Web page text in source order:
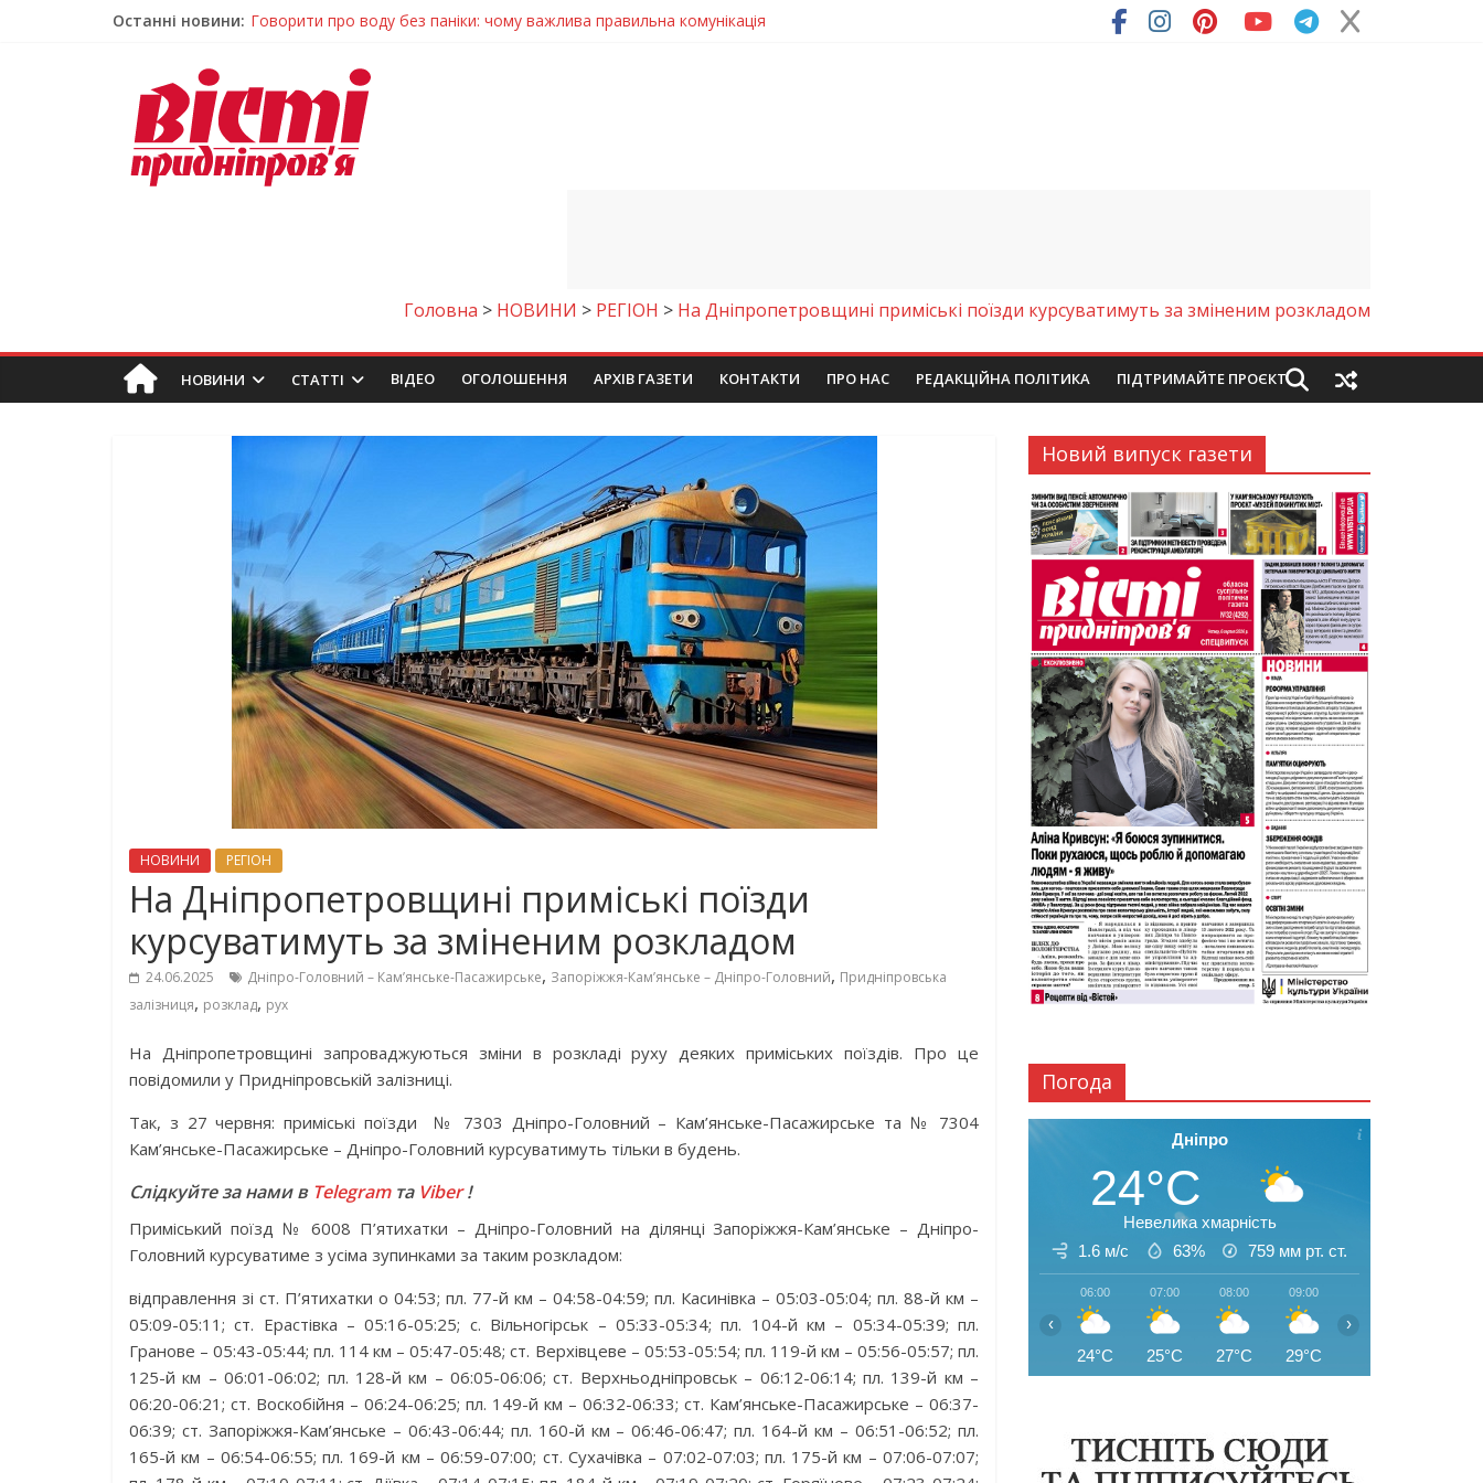
Останні новини: Лікар – на екрані: Як працюють телемедичні центри на Дніпропетровщині
Пошуки тривають: на Дніпропетровщині досліджують місце розташування легендарного монастиря (Фото)
Ветерани Дніпропетровщини отримують шанс на власне житло
Говорити про воду без паніки: чому важлива правильна комунікація
Головна > НОВИНИ > РЕГІОН > На Дніпропетровщині приміські поїзди курсуватимуть за зміненим розкладом
НОВИНИ СТАТТІ ВIДЕО ОГОЛОШЕННЯ АРХІВ ГАЗЕТИ КОНТАКТИ ПРО НАС РЕДАКЦІЙНА ПОЛІТИКА ПІДТРИМАЙТЕ ПРОЄКТ
НОВИНИ РЕГІОН
На Дніпропетровщині приміські поїзди
курсуватимуть за зміненим розкладом
24.06.2025 Дніпро-Головний – Кам’янське-Пасажирське, Запоріжжя-Кам’янське – Дніпро-Головний, Придніпровська
залізниця, розклад, рух
На Дніпропетровщині запроваджуються зміни в розкладі руху деяких приміських поїздів. Про це
повідомили у Придніпровській залізниці.
Так, з 27 червня: приміські поїзди № 7303 Дніпро-Головний – Кам’янське-Пасажирське та № 7304
Кам’янське-Пасажирське – Дніпро-Головний курсуватимуть тільки в будень.
Слідкуйте за нами в Telegramта Viber!
Приміський поїзд № 6008 П’ятихатки – Дніпро-Головний на ділянці Запоріжжя-Кам’янське – Дніпро-
Головний курсуватиме з усіма зупинками за таким розкладом:
відправлення зі ст. П’ятихатки о 04:53; пл. 77-й км – 04:58-04:59; пл. Касинівка – 05:03-05:04; пл. 88-й км –
05:09-05:11; ст. Ерастівка – 05:16-05:25; с. Вільногірськ – 05:33-05:34; пл. 104-й км – 05:34-05:39; пл.
Гранове – 05:43-05:44; пл. 114 км – 05:47-05:48; ст. Верхівцеве – 05:53-05:54; пл. 119-й км – 05:56-05:57; пл.
125-й км – 06:01-06:02; пл. 128-й км – 06:05-06:06; ст. Верхньодніпровськ – 06:12-06:14; пл. 139-й км –
06:20-06:21; ст. Воскобійня – 06:24-06:25; пл. 149-й км – 06:32-06:33; ст. Кам’янське-Пасажирське – 06:37-
06:39; ст. Запоріжжя-Кам’янське – 06:43-06:44; пл. 160-й км – 06:46-06:47; пл. 164-й км – 06:51-06:52; пл.
165-й км – 06:54-06:55; пл. 169-й км – 06:59-07:00; ст. Сухачівка – 07:02-07:03; пл. 175-й км – 07:06-07:07;
Новий випуск газети
Погода
Дніпро
24°C
Невелика хмарність
1.6 м/с
63% 759 мм рт. ст.
06:00
24°C
07:00
25°C
08:00
27°C
09:00
29°C
‹ ›